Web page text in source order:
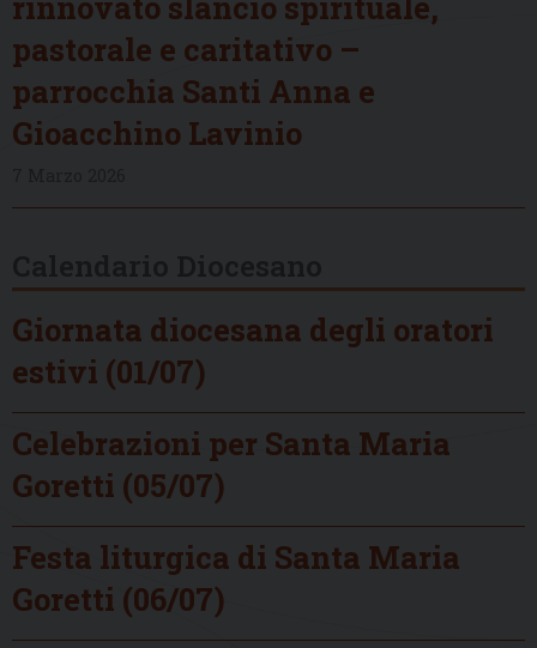
pastorale e caritativo –
parrocchia Santi Anna e
Gioacchino Lavinio
Giornata diocesana degli oratori
estivi (01/07)
Celebrazioni per Santa Maria
Goretti (05/07)
Festa liturgica di Santa Maria
Goretti (06/07)